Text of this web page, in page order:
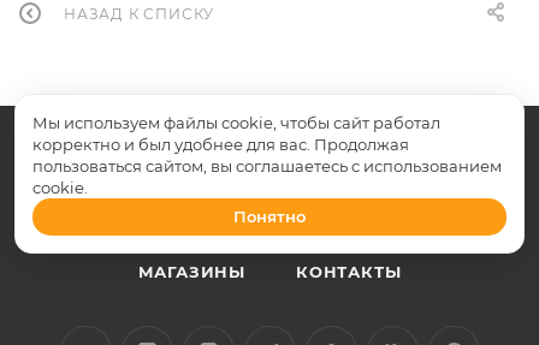
НАЗАД К СПИСКУ
О КОМПАНИИ
ПРОИЗВОДИТЕЛИ
МАГАЗИНЫ КОНТАКТЫ
Мы используем файлы cookie, чтобы сайт работал
корректно и был удобнее для вас. Продолжая
пользоваться сайтом, вы соглашаетесь с использованием
cookie.
Понятно